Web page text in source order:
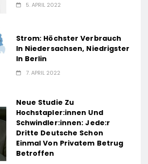
5. APRIL 2022
Strom: Höchster Verbrauch
In Niedersachsen, Niedrigster
In Berlin
7. APRIL 2022
Neue Studie Zu
Hochstapler:innen Und
Schwindler:innen: Jede:r
Dritte Deutsche Schon
Einmal Von Privatem Betrug
Betroffen